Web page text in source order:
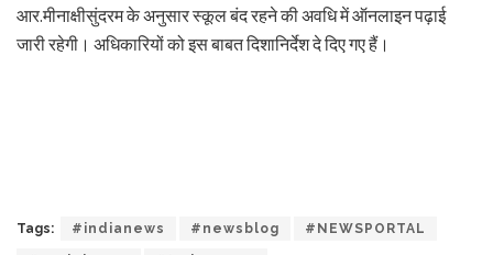
आर.मीनाक्षीसुंदरम के अनुसार स्कूल बंद रहने की अवधि में ऑनलाइन पढ़ाई
जारी रहेगी। अधिकारियों को इस बाबत दिशानिर्देश दे दिए गए हैं।
Tags: #indianews #newsblog #NEWSPORTAL